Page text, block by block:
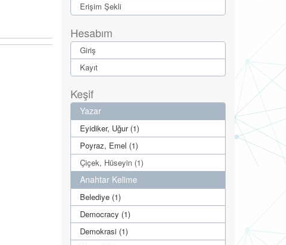
Erişim Şekli
Hesabım
Giriş
Kayıt
Keşif
Yazar
Eyidiker, Uğur (1)
Poyraz, Emel (1)
Çiçek, Hüseyin (1)
Anahtar Kelime
Belediye (1)
Democracy (1)
Demokrasi (1)